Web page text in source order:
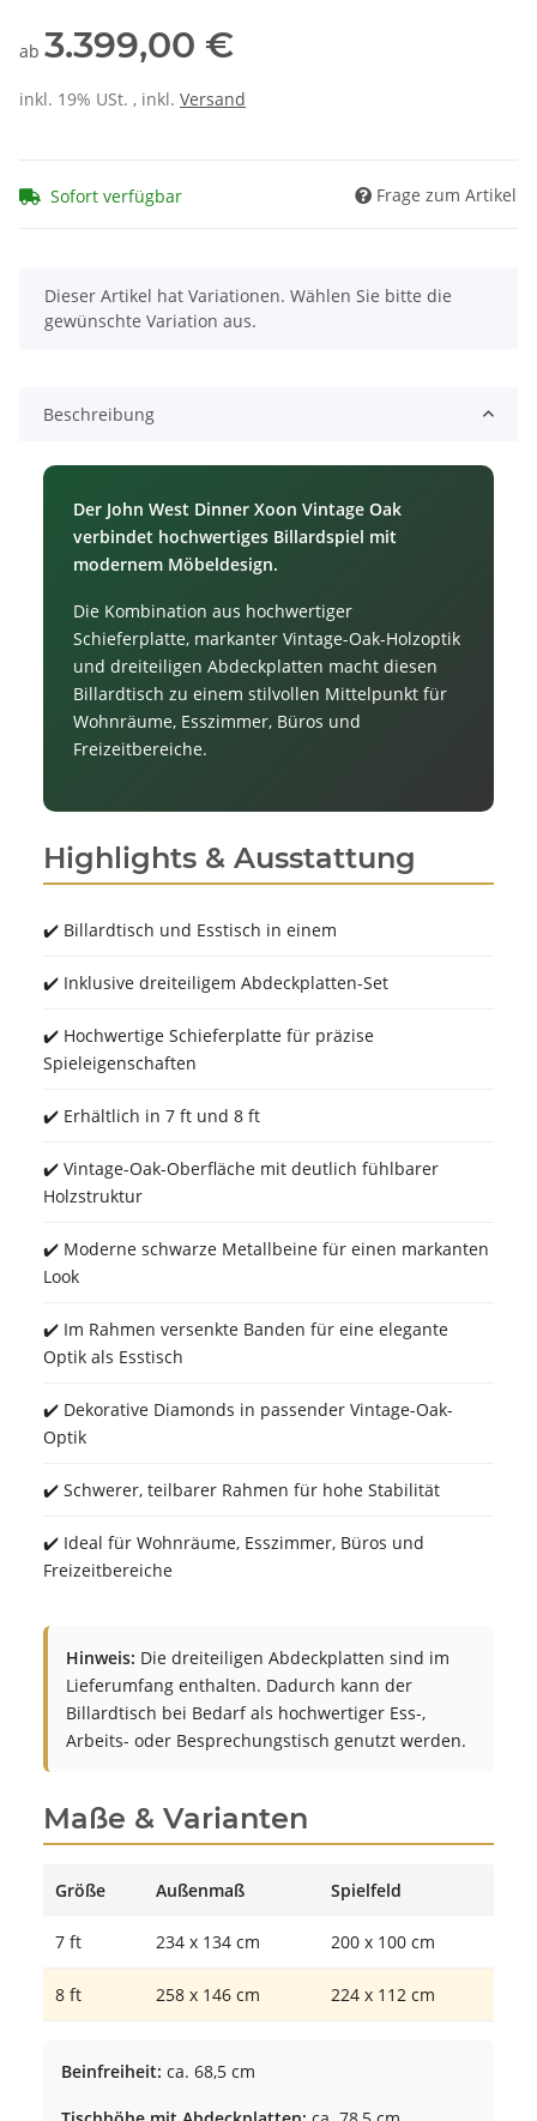
ab 3.399,00 €
inkl. 19% USt. , inkl. Versand
Sofort verfügbar Frage zum Artikel
x
Dieser Artikel hat Variationen. Wählen Sie bitte die
gewünschte Variation aus.
Beschreibung
Der John West Dinner Xoon Vintage Oak
verbindet hochwertiges Billardspiel mit
modernem Möbeldesign.
Die Kombination aus hochwertiger
Schieferplatte, markanter Vintage-Oak-Holzoptik
und dreiteiligen Abdeckplatten macht diesen
Billardtisch zu einem stilvollen Mittelpunkt für
Wohnräume, Esszimmer, Büros und
Freizeitbereiche.
Highlights & Ausstattung
✔️ Billardtisch und Esstisch in einem
✔️ Inklusive dreiteiligem Abdeckplatten-Set
✔️ Hochwertige Schieferplatte für präzise
Spieleigenschaften
✔️ Erhältlich in 7 ft und 8 ft
✔️ Vintage-Oak-Oberfläche mit deutlich fühlbarer
Holzstruktur
✔️ Moderne schwarze Metallbeine für einen markanten
Look
✔️ Im Rahmen versenkte Banden für eine elegante
Optik als Esstisch
✔️ Dekorative Diamonds in passender Vintage-Oak-
Optik
✔️ Schwerer, teilbarer Rahmen für hohe Stabilität
✔️ Ideal für Wohnräume, Esszimmer, Büros und
Freizeitbereiche
Hinweis: Die dreiteiligen Abdeckplatten sind im
Lieferumfang enthalten. Dadurch kann der
Billardtisch bei Bedarf als hochwertiger Ess-,
Arbeits- oder Besprechungstisch genutzt werden.
Maße & Varianten
Größe Außenmaß Spielfeld
7 ft 234 x 134 cm 200 x 100 cm
8 ft 258 x 146 cm 224 x 112 cm
Beinfreiheit: ca. 68,5 cm